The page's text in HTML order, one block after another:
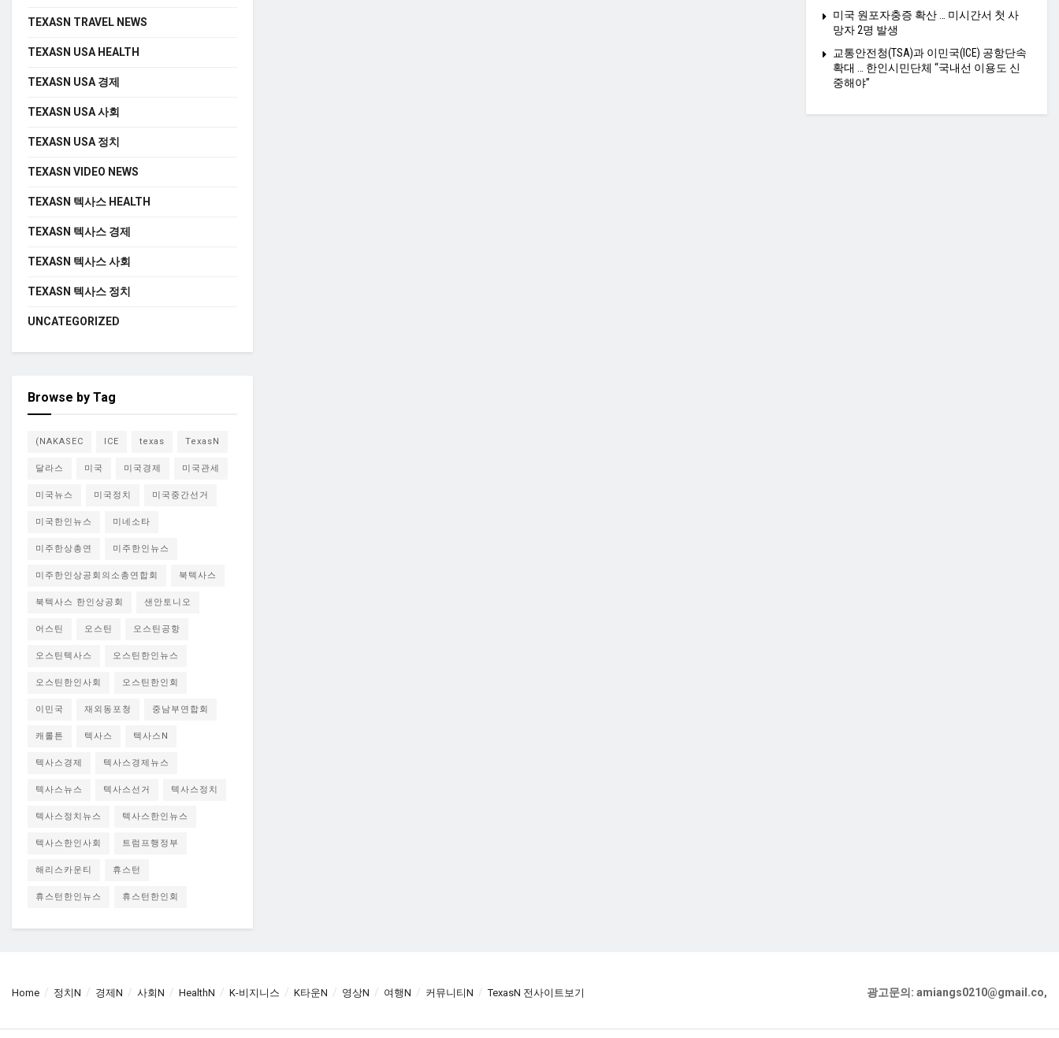
TEXASN TRAVEL NEWS
TEXASN USA HEALTH
TEXASN USA 경제
TEXASN USA 사회
TEXASN USA 정치
TEXASN VIDEO NEWS
TEXASN 텍사스 HEALTH
TEXASN 텍사스 경제
TEXASN 텍사스 사회
TEXASN 텍사스 정치
UNCATEGORIZED
Browse by Tag
(NAKASEC ICE texas TexasN
달라스 미국 미국경제 미국관세
미국뉴스 미국정치 미국중간선거
미국한인뉴스 미네소타
미주한상총연 미주한인뉴스
미주한인상공회의소총연합회 북텍사스
북텍사스 한인상공회 샌안토니오
어스틴 오스틴 오스틴공항
오스틴텍사스 오스틴한인뉴스
오스틴한인사회 오스틴한인회
이민국 재외동포청 중남부연합회
캐롤튼 텍사스 텍사스N
텍사스경제 텍사스경제뉴스
텍사스뉴스 텍사스선거 텍사스정치
텍사스정치뉴스 텍사스한인뉴스
텍사스한인사회 트럼프행정부
해리스카운티 휴스턴
휴스턴한인뉴스 휴스턴한인회
미국 원포자충증 확산 … 미시간서 첫 사
망자 2명 발생
교통안전청(TSA)과 이민국(ICE) 공항단속
확대 … 한인시민단체 “국내선 이용도 신
중해야”
Home 정치N 경제N 사회N HealthN K-비지니스 K타운N 영상N 여행N 커뮤니티N TexasN 전사이트보기 광고문의: amiangs0210@gmail.co,